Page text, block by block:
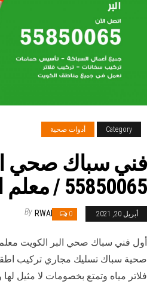
Category أدوات صحية
فني سباك صحي
55850065 / معلم ادوات صحية
أبريل 20, 2021 0
By RWAN
أول فني سباك صحي البر الكويت
صحية سباك تسليك مجاري تركيب
فلاتر مياه وتمتع بخصومات لا مثيل